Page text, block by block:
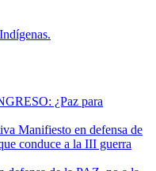
¿Paz para
Manifiesto en defensa de
conduce a la III guerra